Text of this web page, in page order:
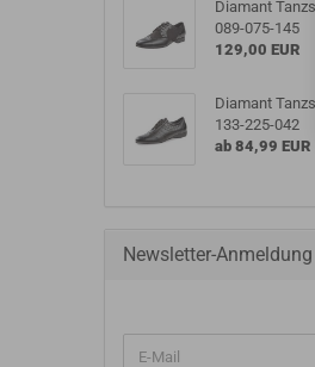
Diamant
089-075-145
129,00 EUR
Diamant
133-225-042
ab 84,99 EUR
Newsletter-Anmeldung